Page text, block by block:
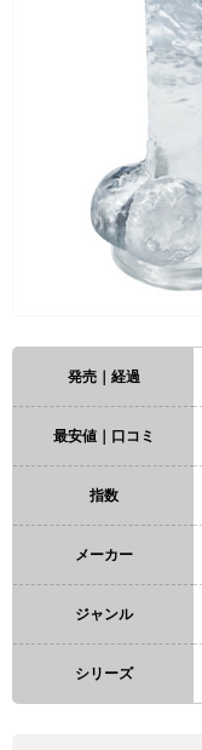
発売｜経過
最安値｜口コミ
指数
メーカー
ジャンル
シリーズ